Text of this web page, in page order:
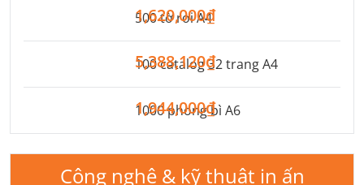
500 tờ rơi A4
1,620,000₫
100 catalog 32 trang A4
5,388,120₫
1000 phong bì A6
1,944,000₫
Công nghệ & kỹ thuật in ấn